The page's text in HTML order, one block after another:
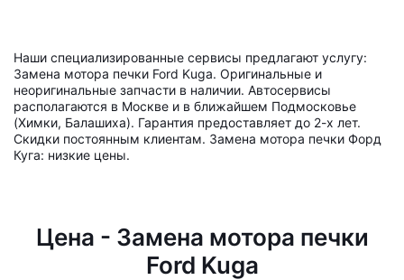
Наши специализированные сервисы предлагают услугу:
Замена мотора печки Ford Kuga. Оригинальные и
неоригинальные запчасти в наличии. Автосервисы
располагаются в Москве и в ближайшем Подмосковье
(Химки, Балашиха). Гарантия предоставляет до 2-х лет.
Скидки постоянным клиентам. Замена мотора печки Форд
Куга: низкие цены.
Цена - Замена мотора печки
Ford Kuga